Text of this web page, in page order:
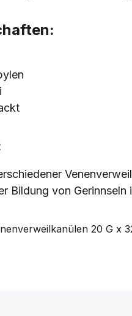
Bildung von
20 G x